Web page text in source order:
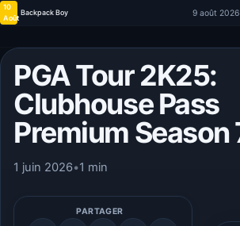
10
Août
Backpack Boy 9 août 2026
PGA Tour 2K25:
Clubhouse Pass
Premium Season
1 juin 2026•1 min
PARTAGER